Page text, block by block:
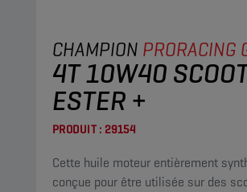
CHAMPION PRORACING
4T 10W40
ESTER +
PRODUIT : 29154
Cette huile moteur entièrement
conçue pour être utilisée sur des